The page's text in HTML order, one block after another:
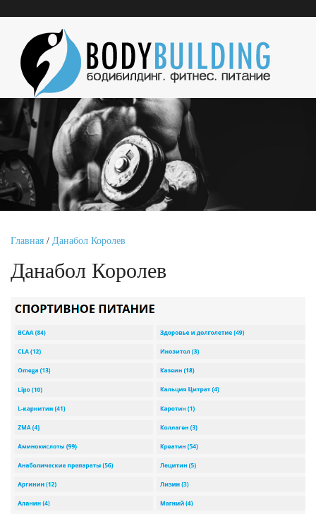
Главная / Данабол Королев
Данабол Королев